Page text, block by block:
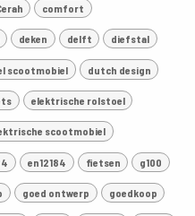
comfort
deken delft diefstal
scootmobiel dutch design
elektrische rolstoel
scootmobiel
en12184 fietsen g100
goed ontwerp goedkoop